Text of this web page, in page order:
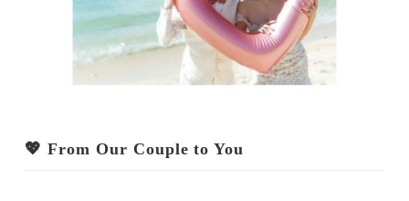
💖 From Our Couple to You